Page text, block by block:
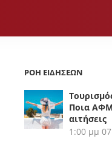
ΡΟΗ ΕΙΔΗΣΕΩΝ
Ποια
αιτήσεις
1:00 μμ